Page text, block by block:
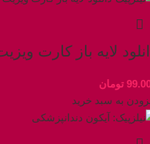
لایه باز کارت
تومان
به سبد خرید